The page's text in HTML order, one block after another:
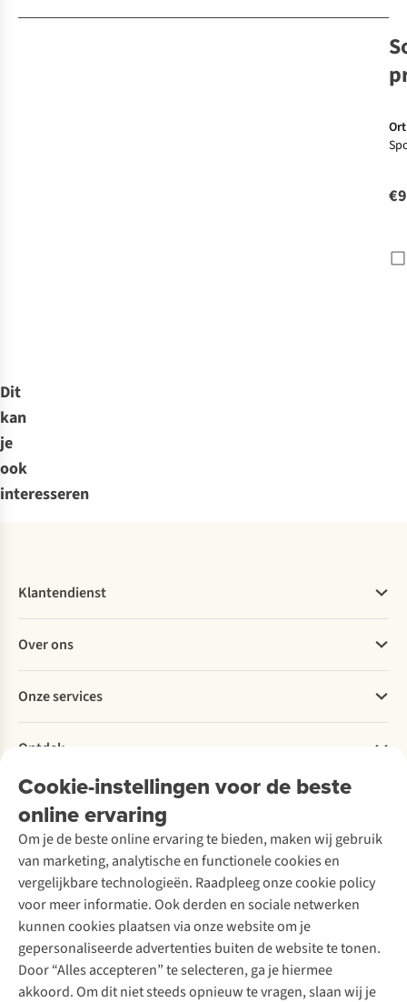
Dit
kan
je
ook
interesseren
Cookie-instellingen voor de beste
online ervaring
Om je de beste online ervaring te bieden, maken wij gebruik
van marketing, analytische en functionele cookies en
vergelijkbare technologieën. Raadpleeg onze cookie policy
voor meer informatie. Ook derden en sociale netwerken
kunnen cookies plaatsen via onze website om je
gepersonaliseerde advertenties buiten de website te tonen.
Door “Alles accepteren” te selecteren, ga je hiermee
akkoord. Om dit niet steeds opnieuw te vragen, slaan wij je
Klantendienst
Bestellen
Betalen
Levering
Retourneren
Bestelling herroepen
Garantie
Contact
Over ons
Explore More
Verantwoord ondernemen
Over Ayacucho
Onze winkels
Over A.S.Adventure
Toegankelijkheidsverklaring
Onze services
Ski-onderhoud
Wasservice
Schoenonderhoud
Schoenherstelling
Kledingherstelling
Retouches
Voor bedrijven
Ontdek
A.S.Magazine
Podcast
Explore Academy
Explore Camp
Gear Check
Inspiratie & advies
Meld je aan voor de nieuwsbrief
Follow us